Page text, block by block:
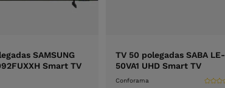
SAMSUNG
Smart TV
TV 50 polegadas SABA LE-
50VA1 UHD Smart TV
Conforama